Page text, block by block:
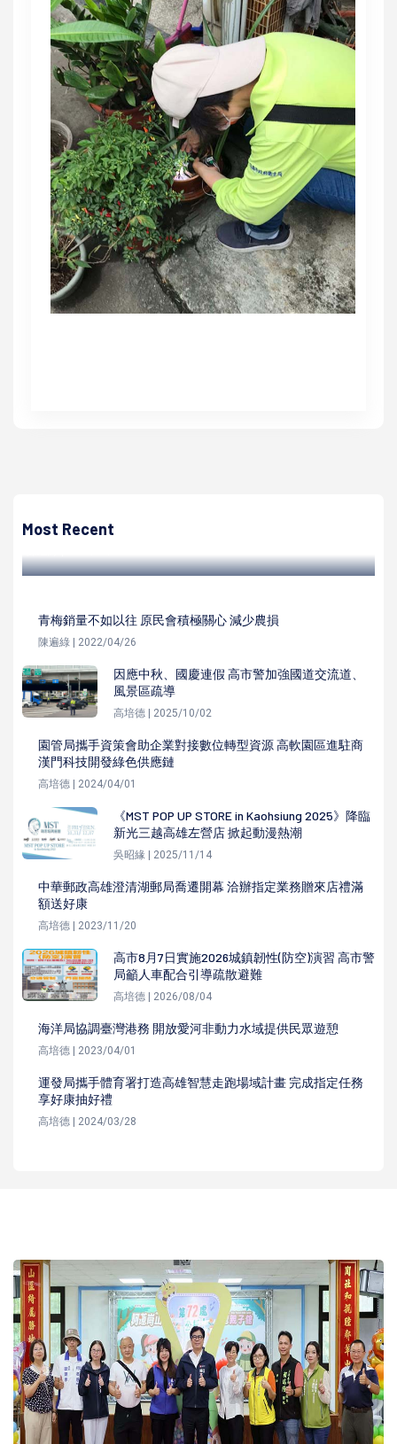
Most Recent
東南亞觀光市場
青梅銷量不如以往 原民會積極關心 減少農損
陳遍綠 | 2022/04/26
因應中秋、國慶連假 高市警加強國道交流道、
風景區疏導
高培德 | 2025/10/02
園管局攜手資策會助企業對接數位轉型資源 高軟園區進駐商
漢門科技開發綠色供應鏈
高培德 | 2024/04/01
《MST POP UP STORE in Kaohsiung 2025》降臨
新光三越高雄左營店 掀起動漫熱潮
吳昭緣 | 2025/11/14
中華郵政高雄澄清湖郵局喬遷開幕 洽辦指定業務贈來店禮滿
額送好康
高培德 | 2023/11/20
高市8月7日實施2026城鎮韌性(防空)演習 高市警
局籲人車配合引導疏散避難
高培德 | 2026/08/04
海洋局協調臺灣港務 開放愛河非動力水域提供民眾遊憩
高培德 | 2023/04/01
運發局攜手體育署打造高雄智慧走跑場域計畫 完成指定任務
享好康抽好禮
高培德 | 2024/03/28